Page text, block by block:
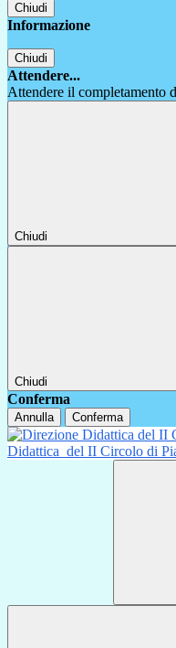
Chiudi
Informazione
Chiudi
Attendere...
Attendere il completamento
Chiudi
Chiudi
Conferma
Annulla Conferma
Didattica del II Circolo di